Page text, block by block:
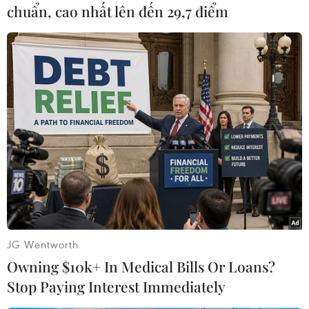
Nếu điều này xảy ra, nó sẽ làm trầm trọng thêm
tình trạng thiếu hụt nguồn cung trên thị trường
dầu và sản phẩm tinh chế toàn cầu.
Một quan chức phụ tá Tổng thống Pháp cho biết
cộng đồng quốc tế nên nghiên cứu tất cả các lựa
chọn để giảm bớt tình trạng nguồn cung năng
lượng eo hẹp, bao gồm các cuộc đàm phán với
các quốc gia sản xuất như Iran và Venezuela.
Người này lưu ý xuất khẩu dầu của cả Iran và
Venezuela - hai thành viên Tổ chức các Nước
Xuất khẩu Dầu mỏ (OPEC) - đều đang bị hạn chế
bởi các lệnh trừng phạt của Mỹ.
Những lo ngại về suy thoái kinh tế và kỳ vọng
về việc các ngân hàng trung ương lớn tăng
chuẩn, cao nhất lên đến 29,7 điểm
JG Wentworth
Owning $10k+ In Medical Bills Or Loans?
Stop Paying Interest Immediately